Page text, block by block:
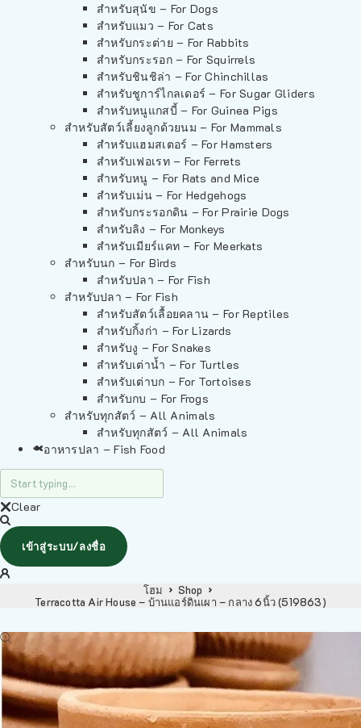
สำหรับสุนัข – For Dogs
สำหรับแมว – For Cats
สำหรับกระต่าย – For Rabbits
สำหรับกระรอก – For Squirrels
สำหรับชินชิล่า – For Chinchillas
สำหรับชูการ์ไกลเดอร์ – For Sugar Gliders
สำหรับหนูแกสบี้ – For Guinea Pigs
สำหรับสัตว์เลี้ยงลูกด้วยนม – For Mammals
สำหรับแฮมสเตอร์ – For Hamsters
สำหรับเฟอเรท – For Ferrets
สำหรับหนู – For Rats and Mice
สำหรับเม่น – For Hedgehogs
สำหรับกระรอกดิน – For Prairie Dogs
สำหรับลิง – For Monkeys
สำหรับเมียร์แคท – For Meerkats
สำหรับนก – For Birds
สำหรับปลา – For Fish
สำหรับปลา – For Fish
สำหรับสัตว์เลื้อยคลาน – For Reptiles
สำหรับกิ้งก่า – For Lizards
สำหรับงู – For Snakes
สำหรับเต่าน้ำ – For Turtles
สำหรับเต่าบก – For Tortoises
สำหรับกบ – For Frogs
สำหรับทุกสัตว์ – All Animals
สำหรับทุกสัตว์ – All Animals
อาหารปลา – Fish Food
Clear
เข้าสู่ระบบ/ลงชื่อ
โฮม
Shop
Terracotta Air House – บ้านแอร์ดินเผา – กลาง 6นิ้ว (519863)